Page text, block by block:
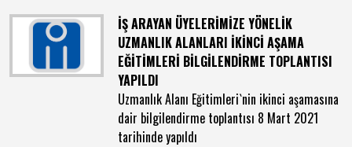
İŞ ARAYAN ÜYELERİMİZE YÖNELİK
UZMANLIK ALANLARI İKİNCİ AŞAMA
EĞİTİMLERİ BİLGİLENDİRME TOPLANTISI
YAPILDI
Uzmanlık Alanı Eğitimleri`nin ikinci aşamasına
dair bilgilendirme toplantısı 8 Mart 2021
tarihinde yapıldı